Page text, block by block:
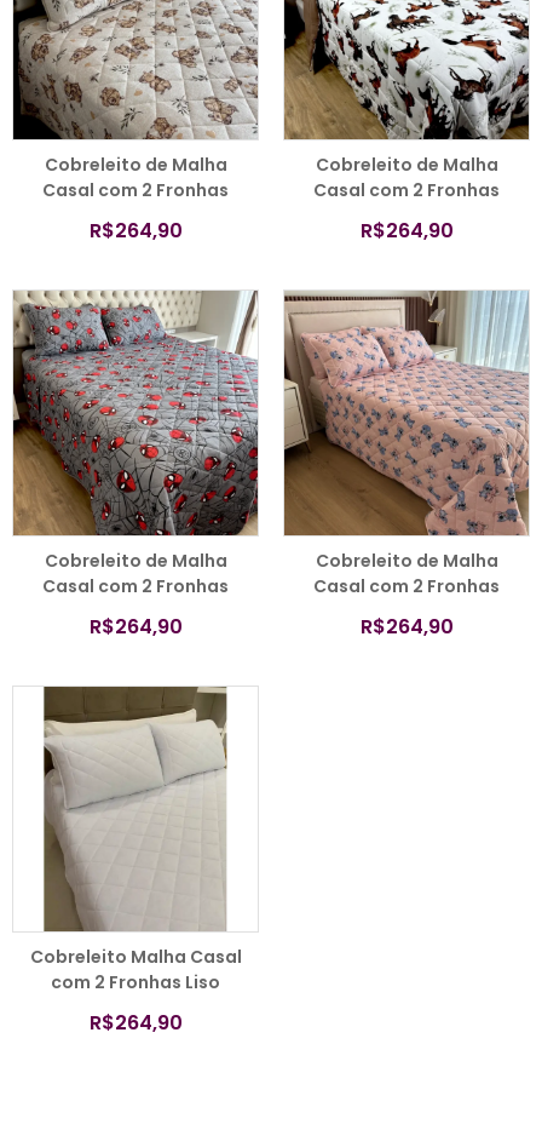
COMPRAR
Cobreleito de Malha
Casal com 2 Fronhas
Colloda
R$264,90
COMPRAR
Cobreleito de Malha
Casal com 2 Fronhas
Colloda
R$264,90
COMPRAR
Cobreleito de Malha
Casal com 2 Fronhas
Colloda
R$264,90
COMPRAR
Cobreleito de Malha
Casal com 2 Fronhas
Colloda
R$264,90
COMPRAR
Cobreleito Malha Casal
com 2 Fronhas Liso
R$264,90